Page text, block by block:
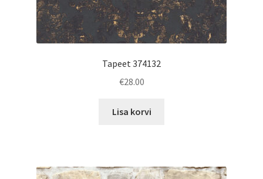
Tapeet 374132
€28.00
Lisa korvi